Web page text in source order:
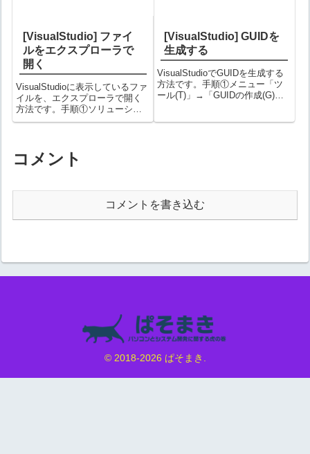
[VisualStudio] ファイ
ルをエクスプローラで
開く
VisualStudioに表示しているファ
イルを、エクスプローラで開く
方法です。手順①ソリューショ
ンエクスプローラー画面で開き
を開く(O)」を選択する②エクス
プローラーで開きます。備考V...
[VisualStudio] GUIDを
生成する
VisualStudioでGUIDを生成する
方法です。手順①メニュー「ツ
ール(T)」→「GUIDの作成(G)」
コメント
コメントを書き込む
© 2018-2026 ぱそまき.